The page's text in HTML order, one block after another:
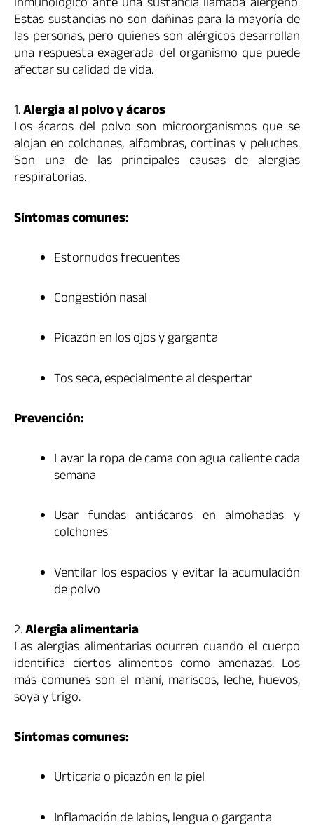
Estas sustancias no son dañinas para la mayoría de
las personas, pero quienes son alérgicos desarrollan
una respuesta exagerada del organismo que puede
afectar su calidad de vida.
1.Alergia al polvo y ácaros
Los ácaros del polvo son microorganismos que se
alojan en colchones, alfombras, cortinas y peluches.
Son una de las principales causas de alergias
respiratorias.
Síntomas comunes:
Estornudos frecuentes
Congestión nasal
Picazón en los ojos y garganta
Tos seca, especialmente al despertar
Prevención:
Lavar la ropa de cama con agua caliente cada
semana
Usar fundas antiácaros en almohadas y
colchones
Ventilar los espacios y evitar la acumulación
de polvo
2.Alergia alimentaria
Las alergias alimentarias ocurren cuando el cuerpo
identifica ciertos alimentos como amenazas. Los
más comunes son el maní, mariscos, leche, huevos,
soya y trigo.
Síntomas comunes:
Urticaria o picazón en la piel
Inflamación de labios, lengua o garganta